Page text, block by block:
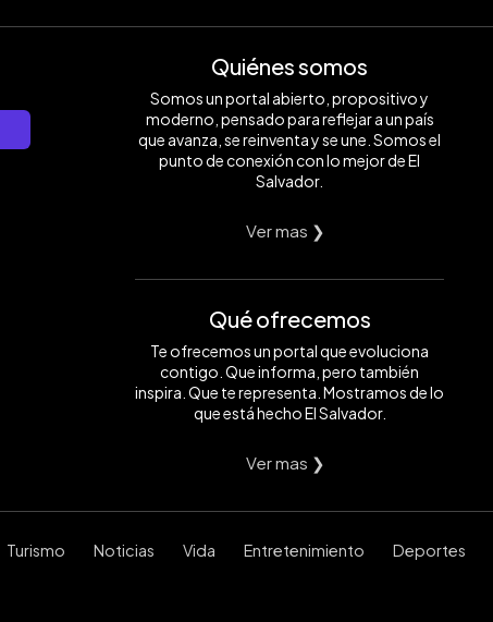
Quiénes somos
Somos un portal abierto, propositivo y
moderno, pensado para reflejar a un país
que avanza, se reinventa y se une. Somos el
punto de conexión con lo mejor de El
Salvador.
Ver mas ❯
Qué ofrecemos
Te ofrecemos un portal que evoluciona
contigo. Que informa, pero también
inspira. Que te representa. Mostramos de lo
que está hecho El Salvador.
Ver mas ❯
Turismo Noticias Vida Entretenimiento Deportes